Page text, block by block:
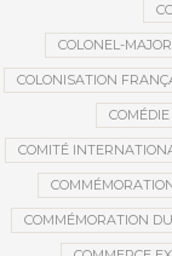
COLONEL-
COLONISATION
COMITÉ
COMMÉMORATION